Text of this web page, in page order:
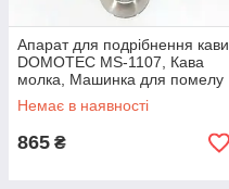
Апарат для подрібнення кави
DOMOTEC MS-1107, Кава
молка, Машинка для помелу
кави маленька PH-82
Немає в наявності
865 ₴